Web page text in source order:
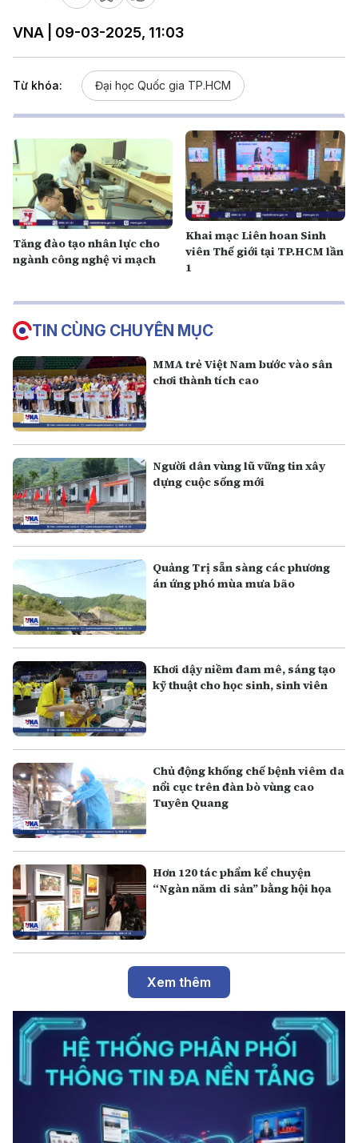
VNA | 09-03-2025, 11:03
Từ khóa: Đại học Quốc gia TP.HCM
Tăng đào tạo nhân lực cho
ngành công nghệ vi mạch
Khai mạc Liên hoan Sinh
viên Thế giới tại TP.HCM lần
1
TIN CÙNG CHUYÊN MỤC
MMA trẻ Việt Nam bước vào sân
chơi thành tích cao
Người dân vùng lũ vững tin xây
dựng cuộc sống mới
Quảng Trị sẵn sàng các phương
án ứng phó mùa mưa bão
Khơi dậy niềm đam mê, sáng tạo
kỹ thuật cho học sinh, sinh viên
Chủ động khống chế bệnh viêm da
nổi cục trên đàn bò vùng cao
Tuyên Quang
Hơn 120 tác phẩm kể chuyện
“Ngàn năm di sản” bằng hội họa
Xem thêm